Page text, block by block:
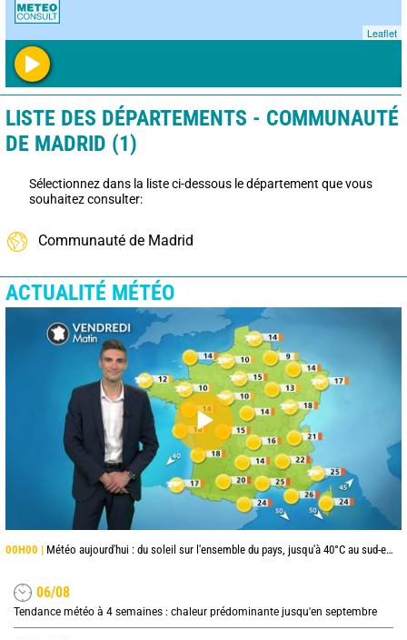
Leaflet
LISTE DES DÉPARTEMENTS - COMMUNAUTÉ
DE MADRID (1)
Sélectionnez dans la liste ci-dessous le département que vous
souhaitez consulter:
Communauté de Madrid
ACTUALITÉ MÉTÉO
00H00 | Météo aujourd'hui : du soleil sur l'ensemble du pays, jusqu'à 40°C au sud-est
06/08
Tendance météo à 4 semaines : chaleur prédominante jusqu'en septembre